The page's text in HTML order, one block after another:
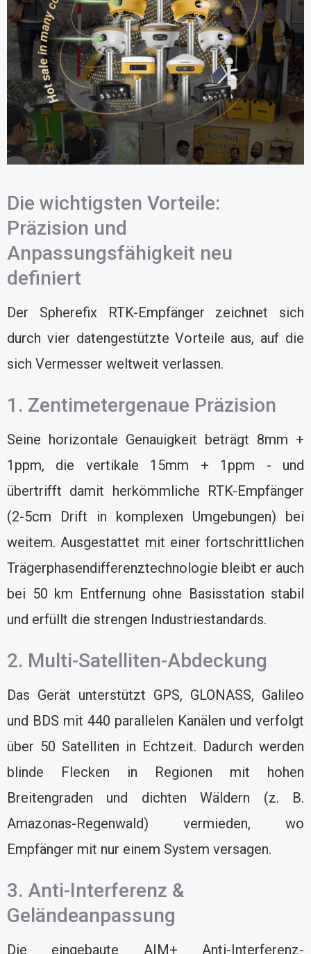
Die wichtigsten Vorteile:
Präzision und
Anpassungsfähigkeit neu
definiert
Der Spherefix RTK-Empfänger zeichnet sich
durch vier datengestützte Vorteile aus, auf die
sich Vermesser weltweit verlassen.
1. Zentimetergenaue Präzision
Seine horizontale Genauigkeit beträgt 8mm +
1ppm, die vertikale 15mm + 1ppm - und
übertrifft damit herkömmliche RTK-Empfänger
(2-5cm Drift in komplexen Umgebungen) bei
weitem. Ausgestattet mit einer fortschrittlichen
Trägerphasendifferenztechnologie bleibt er auch
bei 50 km Entfernung ohne Basisstation stabil
und erfüllt die strengen Industriestandards.
2. Multi-Satelliten-Abdeckung
Das Gerät unterstützt GPS, GLONASS, Galileo
und BDS mit 440 parallelen Kanälen und verfolgt
über 50 Satelliten in Echtzeit. Dadurch werden
blinde Flecken in Regionen mit hohen
Breitengraden und dichten Wäldern (z. B.
Amazonas-Regenwald) vermieden, wo
Empfänger mit nur einem System versagen.
3. Anti-Interferenz &
Geländeanpassung
Die eingebaute AIM+ Anti-Interferenz-